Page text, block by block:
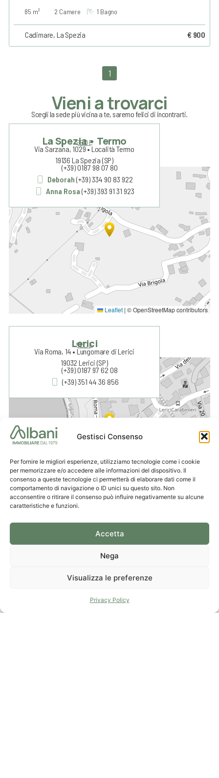
Gestisci Consenso
Per fornire le migliori esperienze, utilizziamo tecnologie come i cookie
per memorizzare e/o accedere alle informazioni del dispositivo. Il
consenso a queste tecnologie ci permetterà di elaborare dati come il
comportamento di navigazione o ID unici su questo sito. Non
acconsentire o ritirare il consenso può influire negativamente su alcune
caratteristiche e funzioni.
Accetta
Nega
Visualizza le preferenze
Privacy Policy
85 m² 2 Camere 1 Bagno
Cadimare, La Spezia € 900
1
Vieni a trovarci
Scegli la sede più vicina a te, saremo felici di incontrarti.
SEDE
La Spezia • Termo
Via Sarzana, 1029 • Località Termo
19136 La Spezia (SP)
(+39) 0187 98 07 80
Deborah(+39) 334 90 83 922
Anna Rosa(+39) 393 91 31 923
Leaflet | © OpenStreetMap contributors
SEDE
Lerici
Via Roma, 14 • Lungomare di Lerici
19032 Lerici (SP)
(+39) 0187 97 62 08
(+39) 351 44 36 856
Leaflet|© OpenStreetMap contributors